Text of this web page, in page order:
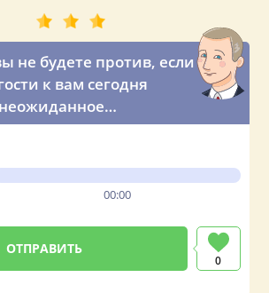
не будете против, если
к вам сегодня
от президента
00:00
0